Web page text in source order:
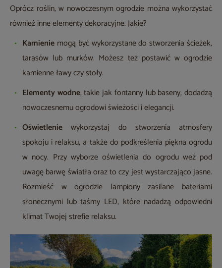
Oprócz roślin, w nowoczesnym ogrodzie można wykorzystać
również inne elementy dekoracyjne. Jakie?
Kamienie mogą być wykorzystane do stworzenia ścieżek,
tarasów lub murków. Możesz też postawić w ogrodzie
kamienne ławy czy stoły.
Elementy wodne, takie jak fontanny lub baseny, dodadzą
nowoczesnemu ogrodowi świeżości i elegancji.
Oświetleniewykorzystaj do stworzenia atmosfery
spokoju i relaksu, a także do podkreślenia piękna ogrodu
w nocy. Przy wyborze oświetlenia do ogrodu weź pod
uwagę barwę światła oraz to czy jest wystarczająco jasne.
Rozmieść w ogrodzie lampiony zasilane bateriami
słonecznymi lub taśmy LED, które nadadzą odpowiedni
klimat Twojej strefie relaksu.